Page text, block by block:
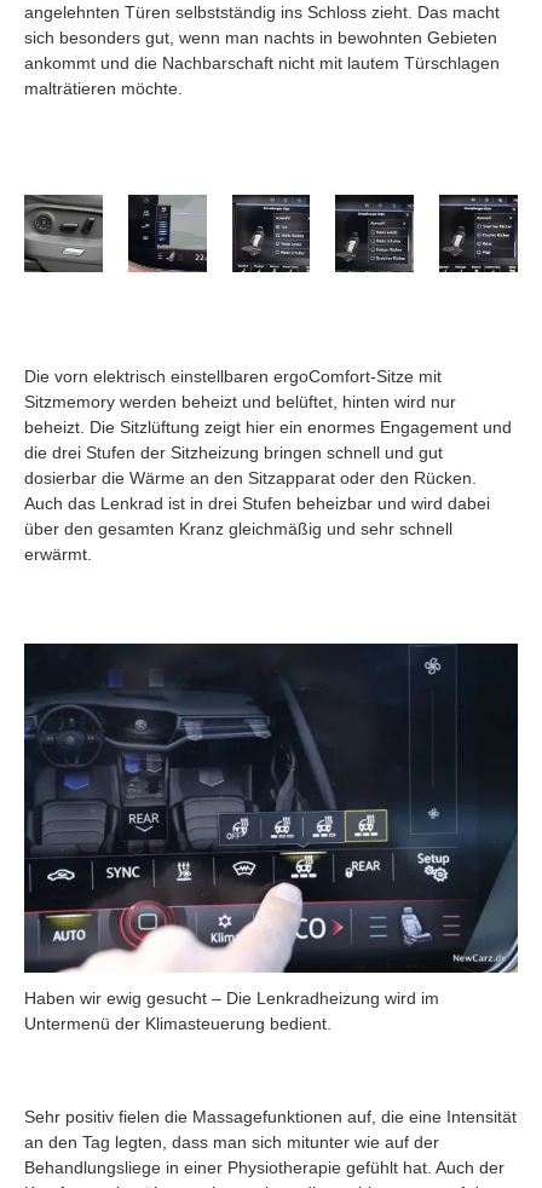
angelehnten Türen selbstständig ins Schloss zieht. Das macht
sich besonders gut, wenn man nachts in bewohnten Gebieten
ankommt und die Nachbarschaft nicht mit lautem Türschlagen
malträtieren möchte.
Die vorn elektrisch einstellbaren ergoComfort-Sitze mit
Sitzmemory werden beheizt und belüftet, hinten wird nur
beheizt. Die Sitzlüftung zeigt hier ein enormes Engagement und
die drei Stufen der Sitzheizung bringen schnell und gut
dosierbar die Wärme an den Sitzapparat oder den Rücken.
Auch das Lenkrad ist in drei Stufen beheizbar und wird dabei
über den gesamten Kranz gleichmäßig und sehr schnell
erwärmt.
Haben wir ewig gesucht – Die Lenkradheizung wird im
Untermenü der Klimasteuerung bedient.
Sehr positiv fielen die Massagefunktionen auf, die eine Intensität
an den Tag legten, dass man sich mitunter wie auf der
Behandlungsliege in einer Physiotherapie gefühlt hat. Auch der